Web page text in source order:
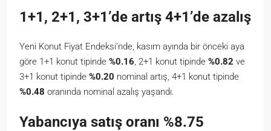
1+1, 2+1, 3+1’de artış 4+1’de azalış
Yeni Konut Fiyat Endeksi’nde, kasım ayında bir önceki aya
göre 1+1 konut tipinde %0.16 , 2+1 konut tipinde %0.82 ve
3+1 konut tipinde %0.20 nominal artış, 4+1 konut tipinde
%0.48 oranında nominal azalış yaşandı.
Yabancıya satış oranı %8.75